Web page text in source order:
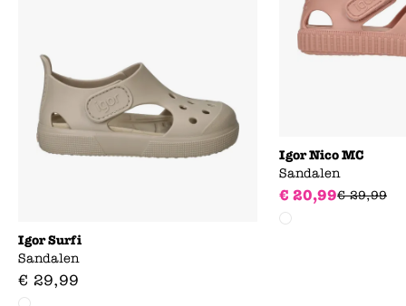
Igor Surfi
Sandalen
€ 29,99
Igor Nico MC
Sandalen
€ 20,99€ 29,99